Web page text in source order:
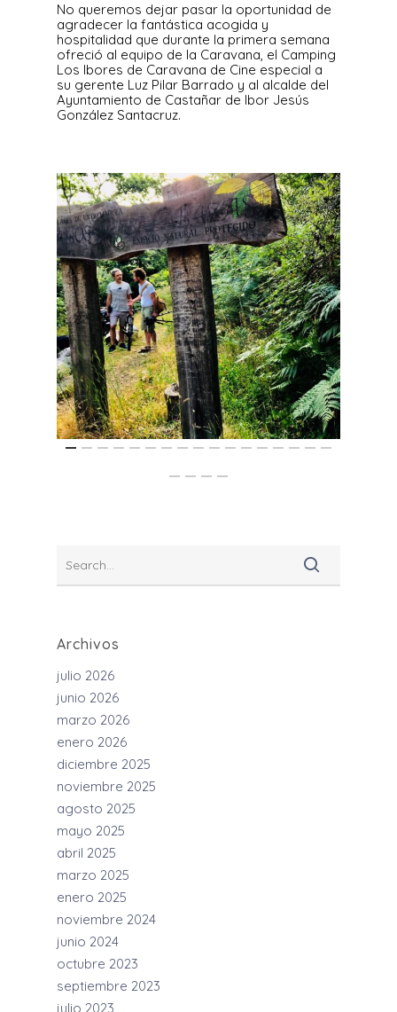
No queremos dejar pasar la oportunidad de
agradecer la fantástica acogida y
hospitalidad que durante la primera semana
ofreció al equipo de la Caravana, el Camping
Los Ibores de Caravana de Cine especial a
su gerente Luz Pilar Barrado y al alcalde del
Ayuntamiento de Castañar de Ibor Jesús
González Santacruz.
Archivos
julio 2026
junio 2026
marzo 2026
enero 2026
diciembre 2025
noviembre 2025
agosto 2025
mayo 2025
abril 2025
marzo 2025
enero 2025
noviembre 2024
junio 2024
octubre 2023
septiembre 2023
julio 2023